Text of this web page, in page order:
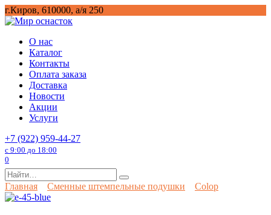
Перейти
к
г.Киров, 610000, а/я 250
О нас
Каталог
Контакты
Оплата заказа
Доставка
Новости
Акции
Услуги
+7 (922) 959-44-27
с 9:00 до 18:00
0
Search
for:
Главная Сменные штемпельные подушки Colop